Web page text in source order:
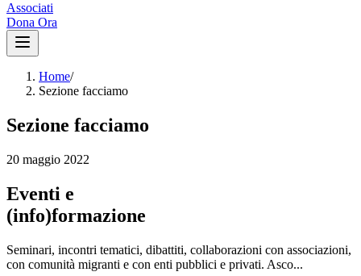
Associati
Dona Ora
Home/
Sezione facciamo
Sezione facciamo
20 maggio 2022
Eventi e
(info)formazione
Seminari, incontri tematici, dibattiti, collaborazioni con associazioni,
con comunità migranti e con enti pubblici e privati. Asco...